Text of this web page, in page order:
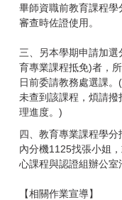
畢師資職前教育課程
審查時佐證使用。
三、另本學期申請加
育專業課程抵免)者，
日前委請教務處選課
未查到該課程，煩請
理進度。)
四、教育專業課程學
內分機1125找張小姐
心課程與認證組辦公室
【相關作業宣導】